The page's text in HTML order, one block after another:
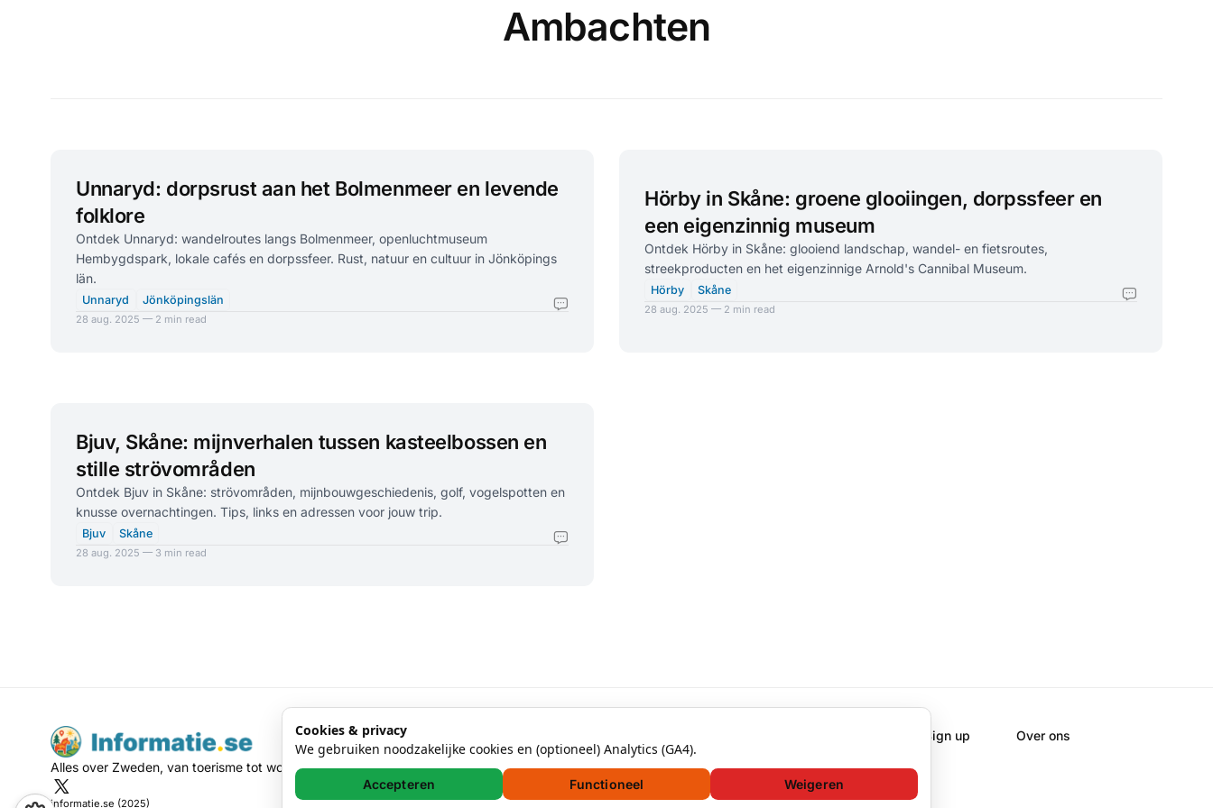
Ambachten
Unnaryd: dorpsrust aan het Bolmenmeer en levende
folklore
Ontdek Unnaryd: wandelroutes langs Bolmenmeer, openluchtmuseum
Hembygdspark, lokale cafés en dorpssfeer. Rust, natuur en cultuur in Jönköpings
län.
Unnaryd Jönköpingslän
28 aug. 2025 — 2 min read
Hörby in Skåne: groene glooiingen, dorpssfeer en
een eigenzinnig museum
Ontdek Hörby in Skåne: glooiend landschap, wandel- en fietsroutes,
streekproducten en het eigenzinnige Arnold's Cannibal Museum.
Hörby Skåne
28 aug. 2025 — 2 min read
Bjuv, Skåne: mijnverhalen tussen kasteelbossen en
stille strövområden
Ontdek Bjuv in Skåne: strövområden, mijnbouwgeschiedenis, golf, vogelspotten en
knusse overnachtingen. Tips, links en adressen voor jouw trip.
Bjuv Skåne
28 aug. 2025 — 3 min read
Alles over Zweden, van toerisme tot wonen.
informatie.se (2025)
Sign up Over ons
Cookies & privacy
We gebruiken noodzakelijke cookies en (optioneel) Analytics (GA4).
Accepteren Functioneel Weigeren